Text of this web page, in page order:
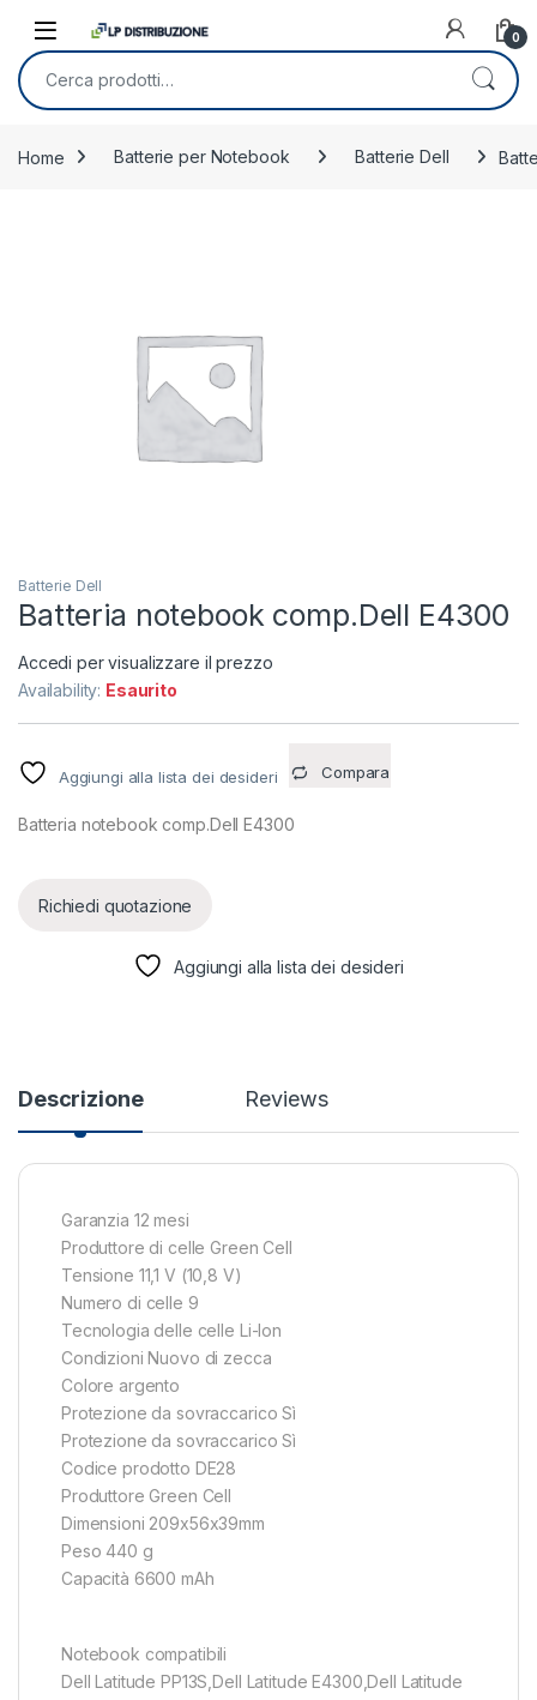
0
Cerca:
Home Batterie per Notebook Batterie Dell
Batterie Dell
Batteria notebook comp.Dell E4300
Accedi per visualizzare il prezzo
Availability: Esaurito
Aggiungi alla lista dei desideri Compara
Batteria notebook comp.Dell E4300
Richiedi quotazione
Aggiungi alla lista dei desideri
Descrizione Reviews
Garanzia 12 mesi
Produttore di celle Green Cell
Tensione 11,1 V (10,8 V)
Numero di celle 9
Tecnologia delle celle Li-Ion
Condizioni Nuovo di zecca
Colore argento
Protezione da sovraccarico Sì
Protezione da sovraccarico Sì
Codice prodotto DE28
Produttore Green Cell
Dimensioni 209x56x39mm
Peso 440 g
Capacità 6600 mAh
Notebook compatibili
Dell Latitude PP13S,Dell Latitude E4300,Dell Latitude